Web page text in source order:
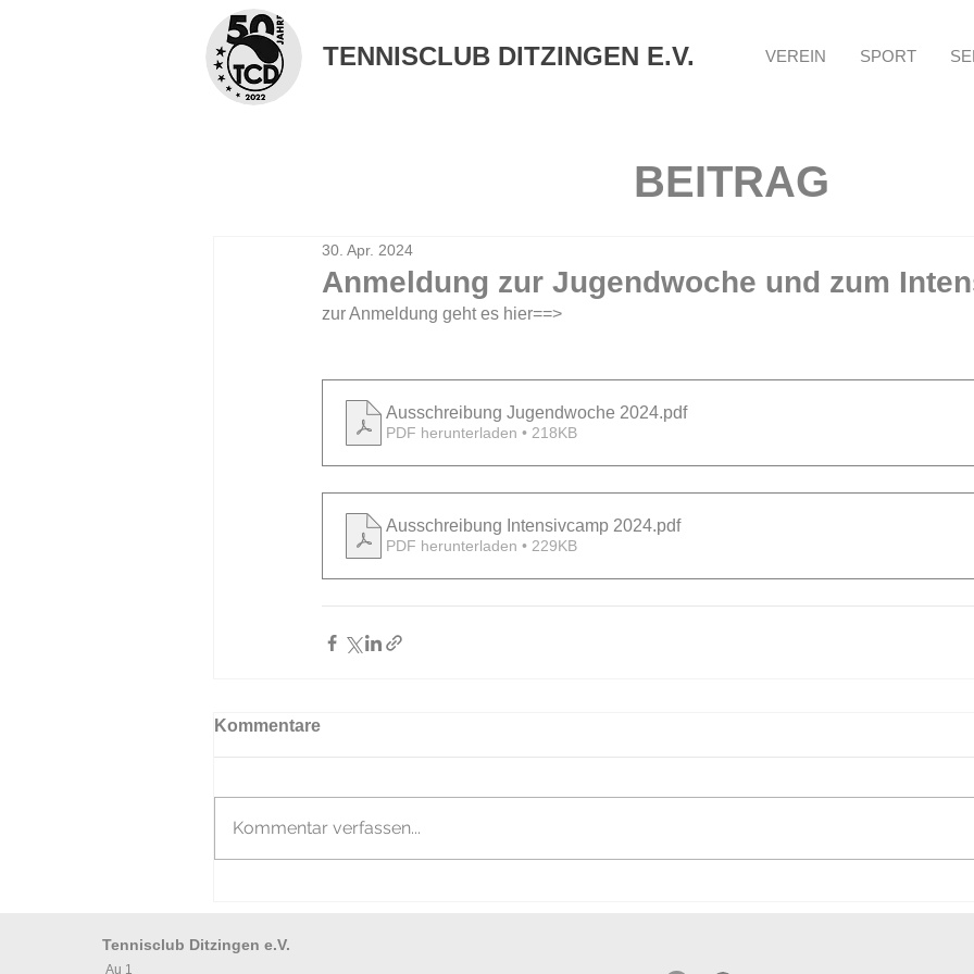
TENNISCLUB DITZINGEN E.V. VEREIN SPORT
BEITRAG
Anmeldung zur Jugendwoche und zum
30. Apr. 2024
zur Anmeldung geht es hier==>
Ausschreibung Jugendwoche 2024.pdf
PDF herunterladen • 218KB
Ausschreibung Intensivcamp 2024.pdf
PDF herunterladen • 229KB
Kommentare
Kommentar verfassen...
Tennisclub Ditzingen e.V.
Au 1